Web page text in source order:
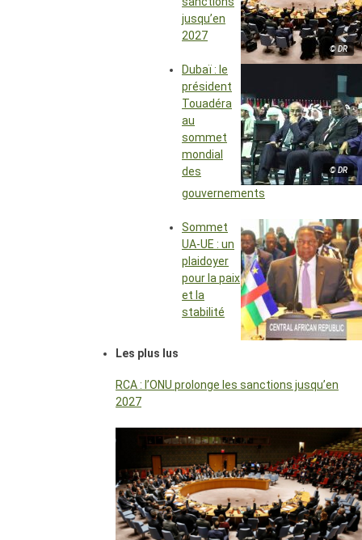
© DR
jusqu’en
2027
© DR
Dubaï : le
président
Touadéra
au
sommet
mondial
des
gouvernements
Sommet
UA-UE : un
plaidoyer
pour la paix
et la
stabilité
Les plus lus
RCA : l’ONU prolonge les sanctions jusqu’en
2027